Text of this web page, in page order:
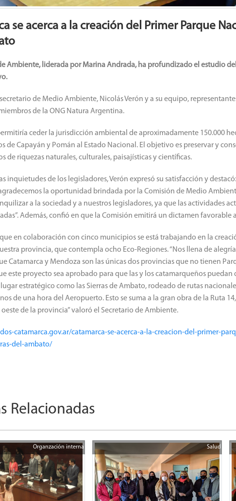
se acerca a la creación del Primer Parque
Ambiente, liderada por Marina Andrada, ha profundizado el estudio
de Medio Ambiente, Nicolás Verón y a su equipo,
de la ONG Natura Argentina.
ceder la jurisdicción ambiental de aproximadamente 150.000
de Capayán y Pomán al Estado Nacional. El objetivo es preservar y
de riquezas naturales, culturales, paisajísticas y científicas.
inquietudes de los legisladores, Verón expresó su satisfacción y
la oportunidad brindada por la Comisión de Medio
a la sociedad y a nuestros legisladores, ya que las actividades
Además, confió en que la Comisión emitirá un dictamen favorable
en colaboración con cinco municipios se está trabajando en la
provincia, que contempla ocho Eco-Regiones. “Nos llena de
Catamarca y Mendoza son las únicas dos provincias que no tienen
este proyecto sea aprobado para que las y los catamarqueños puedan
estratégico como las Sierras de Ambato, rodeado de rutas
de una hora del Aeropuerto. Esto se suma a la gran obra de la Ruta
de la provincia” valoró el Secretario de Ambiente.
catamarca.gov.ar/catamarca-se-acerca-a-la-creacion-del-primer-
del-ambato/
Relacionadas
Organzación interna Salud